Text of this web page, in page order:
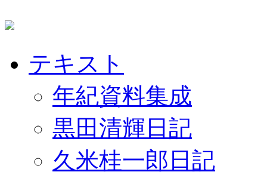
テキスト
年紀資料集成
黒田清輝日記
久米桂一郎日記